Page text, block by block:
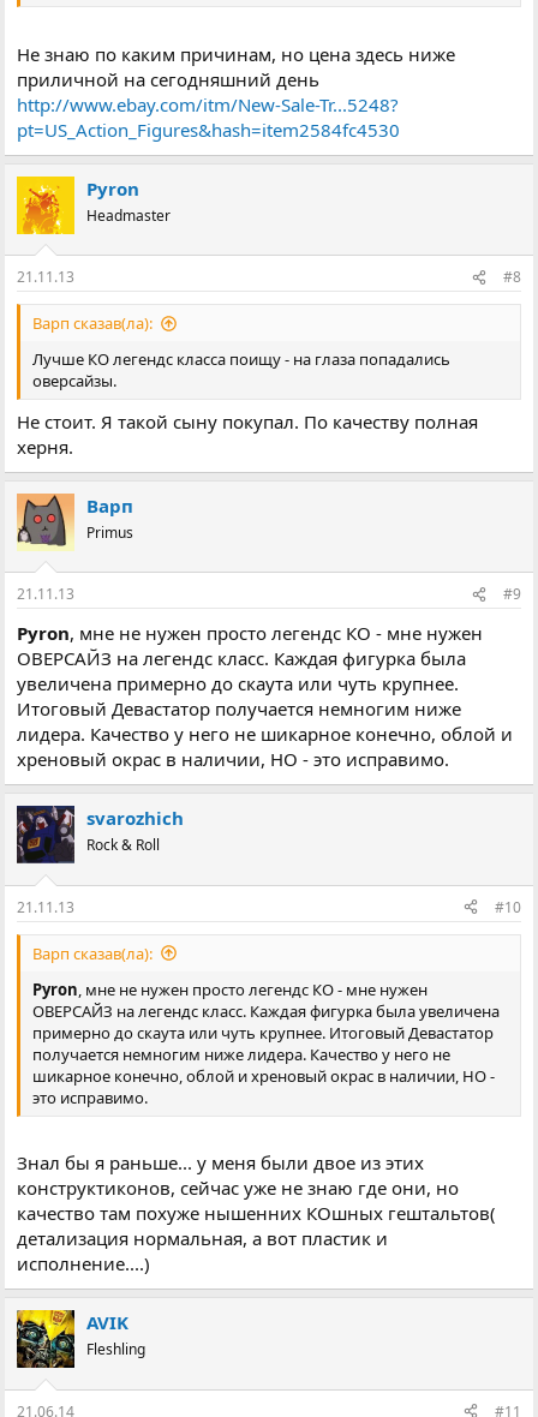
Не знаю по каким причинам, но цена здесь ниже
приличной на сегодняшний день
http://www.ebay.com/itm/New-Sale-Tr...5248?
pt=US_Action_Figures&hash=item2584fc4530
Pyron
Headmaster
21.11.13 #8
Варп сказав(ла):
Лучше КО легендс класса поищу - на глаза попадались
оверсайзы.
Не стоит. Я такой сыну покупал. По качеству полная
херня.
Варп
Primus
21.11.13 #9
Pyron, мне не нужен просто легендс КО - мне нужен
ОВЕРСАЙЗ на легендс класс. Каждая фигурка была
увеличена примерно до скаута или чуть крупнее.
Итоговый Девастатор получается немногим ниже
лидера. Качество у него не шикарное конечно, облой и
хреновый окрас в наличии, НО - это исправимо.
svarozhich
Rock & Roll
21.11.13 #10
Варп сказав(ла):
Pyron , мне не нужен просто легендс КО - мне нужен
ОВЕРСАЙЗ на легендс класс. Каждая фигурка была увеличена
примерно до скаута или чуть крупнее. Итоговый Девастатор
получается немногим ниже лидера. Качество у него не
шикарное конечно, облой и хреновый окрас в наличии, НО -
это исправимо.
Знал бы я раньше... у меня были двое из этих
конструктиконов, сейчас уже не знаю где они, но
качество там похуже нышенних КОшных гештальтов(
детализация нормальная, а вот пластик и
исполнение....)
AVIK
Fleshling
21.06.14 #11